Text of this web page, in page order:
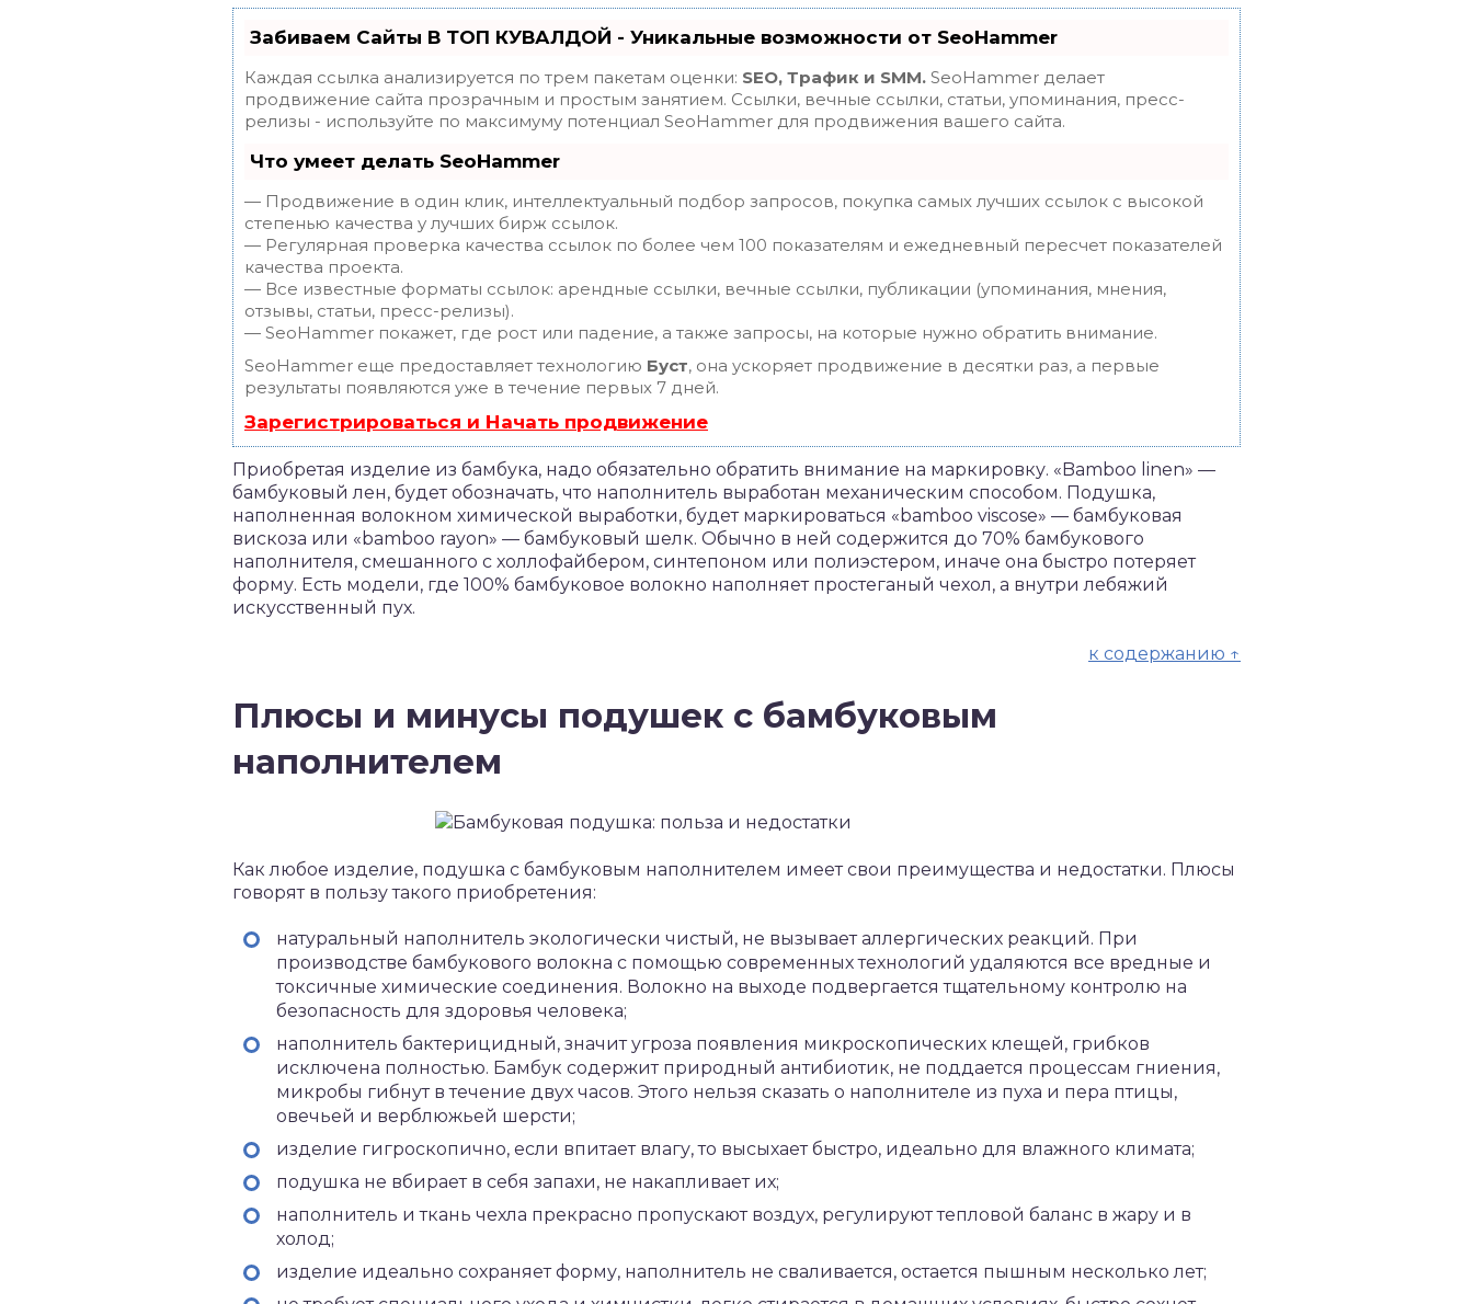
Забиваем Сайты В ТОП КУВАЛДОЙ - Уникальные возможности от SeoHammer
Каждая ссылка анализируется по трем пакетам оценки: SEO, Трафик и SMM. SeoHammer делает
продвижение сайта прозрачным и простым занятием. Ссылки, вечные ссылки, статьи, упоминания, пресс-
релизы - используйте по максимуму потенциал SeoHammer для продвижения вашего сайта.
Что умеет делать SeoHammer
— Продвижение в один клик, интеллектуальный подбор запросов, покупка самых лучших ссылок с высокой
степенью качества у лучших бирж ссылок.
— Регулярная проверка качества ссылок по более чем 100 показателям и ежедневный пересчет показателей
качества проекта.
— Все известные форматы ссылок: арендные ссылки, вечные ссылки, публикации (упоминания, мнения,
отзывы, статьи, пресс-релизы).
— SeoHammer покажет, где рост или падение, а также запросы, на которые нужно обратить внимание.
SeoHammer еще предоставляет технологию Буст, она ускоряет продвижение в десятки раз, а первые
результаты появляются уже в течение первых 7 дней.
Зарегистрироваться и Начать продвижение
Приобретая изделие из бамбука, надо обязательно обратить внимание на маркировку. «Bamboo linen» —
бамбуковый лен, будет обозначать, что наполнитель выработан механическим способом. Подушка,
наполненная волокном химической выработки, будет маркироваться «bamboo viscose» — бамбуковая
вискоза или «bamboo rayon» — бамбуковый шелк. Обычно в ней содержится до 70% бамбукового
наполнителя, смешанного с холлофайбером, синтепоном или полиэстером, иначе она быстро потеряет
форму. Есть модели, где 100% бамбуковое волокно наполняет простеганый чехол, а внутри лебяжий
искусственный пух.
к содержанию ↑
Плюсы и минусы подушек с бамбуковым
наполнителем
Как любое изделие, подушка с бамбуковым наполнителем имеет свои преимущества и недостатки. Плюсы
говорят в пользу такого приобретения:
натуральный наполнитель экологически чистый, не вызывает аллергических реакций. При
производстве бамбукового волокна с помощью современных технологий удаляются все вредные и
токсичные химические соединения. Волокно на выходе подвергается тщательному контролю на
безопасность для здоровья человека;
наполнитель бактерицидный, значит угроза появления микроскопических клещей, грибков
исключена полностью. Бамбук содержит природный антибиотик, не поддается процессам гниения,
микробы гибнут в течение двух часов. Этого нельзя сказать о наполнителе из пуха и пера птицы,
овечьей и верблюжьей шерсти;
изделие гигроскопично, если впитает влагу, то высыхает быстро, идеально для влажного климата;
подушка не вбирает в себя запахи, не накапливает их;
наполнитель и ткань чехла прекрасно пропускают воздух, регулируют тепловой баланс в жару и в
холод;
изделие идеально сохраняет форму, наполнитель не сваливается, остается пышным несколько лет;